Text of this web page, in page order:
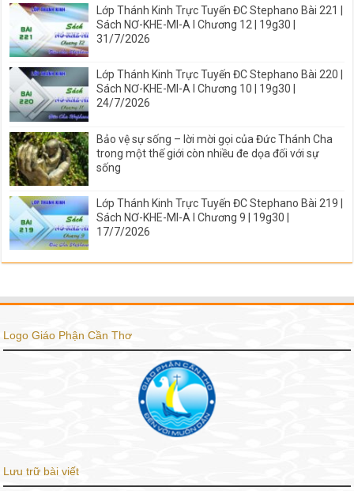
Lớp Thánh Kinh Trực Tuyến ĐC Stephano Bài 221 |
Sách NƠ-KHE-MI-A I Chương 12 | 19g30 |
31/7/2026
Lớp Thánh Kinh Trực Tuyến ĐC Stephano Bài 220 |
Sách NƠ-KHE-MI-A I Chương 10 | 19g30 |
24/7/2026
Bảo vệ sự sống – lời mời gọi của Đức Thánh Cha
trong một thế giới còn nhiều đe dọa đối với sự
sống
Lớp Thánh Kinh Trực Tuyến ĐC Stephano Bài 219 |
Sách NƠ-KHE-MI-A I Chương 9 | 19g30 |
17/7/2026
Logo Giáo Phận Cần Thơ
Lưu trữ bài viết